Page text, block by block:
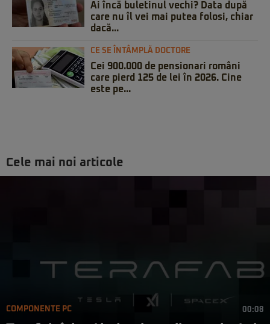
Ai încă buletinul vechi? Data după
care nu îl vei mai putea folosi, chiar
dacă...
CE SE ÎNTÂMPLĂ DOCTORE
Cei 900.000 de pensionari români
care pierd 125 de lei în 2026. Cine
este pe...
Cele mai noi articole
COMPONENTE PC 00:08